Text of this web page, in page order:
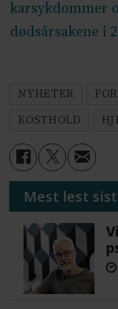
karsykdommer
dødsårsakene i
NYHETER
KOSTHOLD
Mest lest